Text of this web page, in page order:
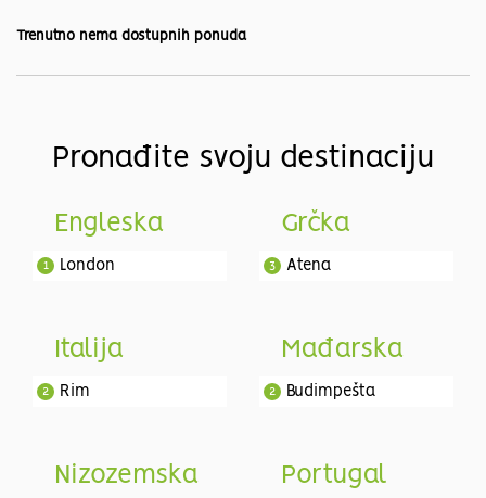
Trenutno nema dostupnih ponuda
Pronađite svoju destinaciju
Engleska
London
1
Grčka
Atena
3
Italija
Rim
2
Mađarska
Budimpešta
2
Nizozemska Portugal